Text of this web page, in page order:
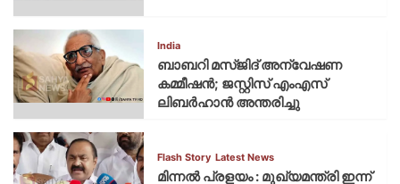
India
ബാബറി മസ്ജിദ് അന്വേഷണ
കമ്മീഷന്‍; ജസ്റ്റിസ് എംഎസ്
ലിബര്‍ഹാന്‍ അന്തരിച്ചു
Flash Story Latest News
മിന്നല്‍ പ്രളയം : മുഖ്യമന്ത്രി ഇന്ന്